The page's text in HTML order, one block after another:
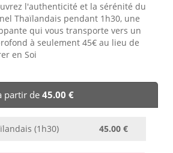
l'authenticité et la sérénité du
Thaïlandais pendant 1h30, une
qui vous transporte vers un
à seulement 45€ au lieu de
en Soi
partir de 45.00 €
(1h30) 45.00 €